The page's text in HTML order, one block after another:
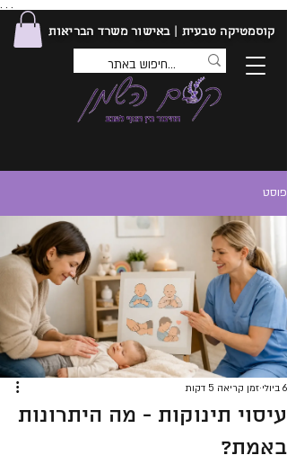
קוסמטיקה טבעית | באישור משרד הבריאות
פוסט
עיסוי תינוקות - מה היתרונות
באמת?
6 ביולי זמן קריאה 5 דקות